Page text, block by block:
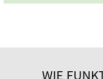
WIE